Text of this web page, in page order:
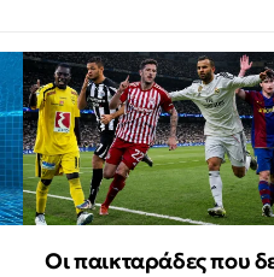
Οι παικταράδες που